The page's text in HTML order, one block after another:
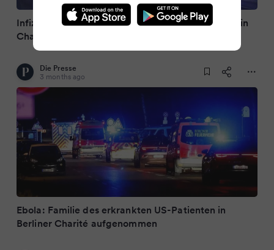
Infizierter Ebola-Arzt in Berlin: Familie jetzt auch in
Charité aufgenommen
Die Presse
3 months ago
Ebola: Familie des erkrankten US-Patienten in
Berliner Charité aufgenommen